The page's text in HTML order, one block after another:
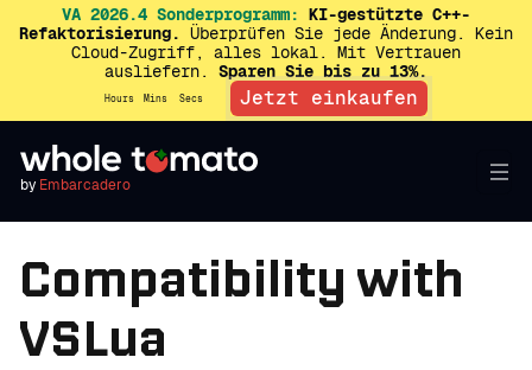
VA 2026.4 Sonderprogramm: KI-gestützte C++-
Refaktorisierung. Überprüfen Sie jede Änderung. Kein
Cloud-Zugriff, alles lokal. Mit Vertrauen
ausliefern. Sparen Sie bis zu 13%.
Hours Mins Secs Jetzt einkaufen
by Embarcadero
Compatibility with
VSLua